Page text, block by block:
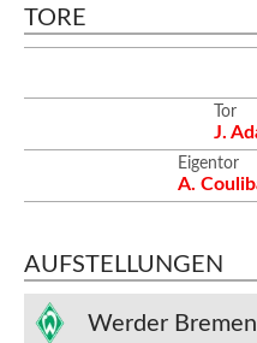
TORE
Tor
J.
Eigentor
A.
AUFSTELLUNGEN
Werder Bremen